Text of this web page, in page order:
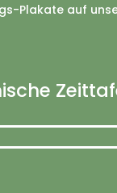
Plakate auf